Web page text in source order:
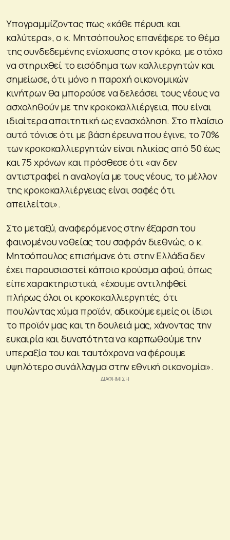
Υπογραμμίζοντας πως «κάθε πέρυσι και
καλύτερα», ο κ. Μητσόπουλος επανέφερε το θέμα
της συνδεδεμένης ενίσχυσης στον κρόκο, με στόχο
να στηριχθεί το εισόδημα των καλλιεργητών και
σημείωσε, ότι μόνο η παροχή οικονομικών
κινήτρων θα μπορούσε να δελεάσει τους νέους να
ασχοληθούν με την κροκοκαλλιέργεια, που είναι
ιδιαίτερα απαιτητική ως ενασχόληση. Στο πλαίσιο
αυτό τόνισε ότι με βάση έρευνα που έγινε, το 70%
των κροκοκαλλιεργητών είναι ηλικίας από 50 έως
και 75 χρόνων και πρόσθεσε ότι «αν δεν
αντιστραφεί η αναλογία με τους νέους, το μέλλον
της κροκοκαλλιέργειας είναι σαφές ότι
απειλείται».
Στο μεταξύ, αναφερόμενος στην έξαρση του
φαινομένου νοθείας του σαφράν διεθνώς, ο κ.
Μητσόπουλος επισήμανε ότι στην Ελλάδα δεν
έχει παρουσιαστεί κάποιο κρούσμα αφού, όπως
είπε χαρακτηριστικά, «έχουμε αντιληφθεί
πλήρως όλοι οι κροκοκαλλιεργητές, ότι
πουλώντας χύμα προϊόν, αδικούμε εμείς οι ίδιοι
το προϊόν μας και τη δουλειά μας, χάνοντας την
ευκαιρία και δυνατότητα να καρπωθούμε την
υπεραξία του και ταυτόχρονα να φέρουμε
υψηλότερο συνάλλαγμα στην εθνική οικονομία».